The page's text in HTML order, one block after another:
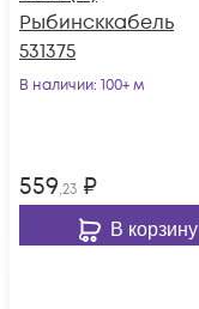
Рыбинсккабель
531375
В наличии: 100+ м
559,23 ₽
В корзину